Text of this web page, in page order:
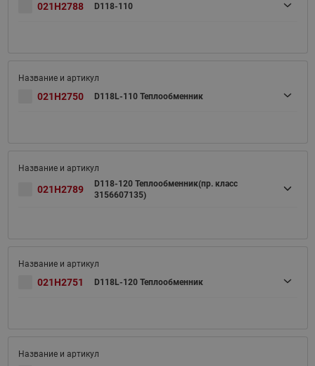
021H2788 D118-110
021H2750 D118L-110 Теплообменник
021H2789
D118-120 Теплообменник(пр. класс
3156607135)
021H2751 D118L-120 Теплообменник